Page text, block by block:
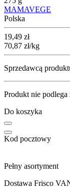
MAMAVEGE
Polska
Cena
19,49 zł
70,87 zł/kg
Sprzedawcą
Produkt nie
Do koszyka
Kod pocztowy
Pełny asortyment
Dostawa Frisco